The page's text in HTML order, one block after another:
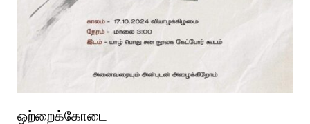
ஒற்றைக்கோடை